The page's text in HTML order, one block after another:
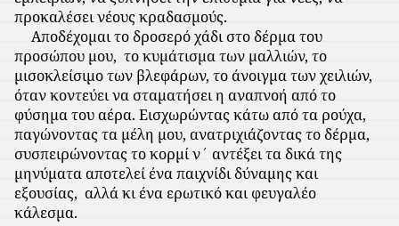
προκαλέσει νέους κραδασμούς.
Αποδέχομαι το δροσερό χάδι στο δέρμα του
προσώπου μου, το κυμάτισμα των μαλλιών, το
μισοκλείσιμο των βλεφάρων, το άνοιγμα των χειλιών,
όταν κοντεύει να σταματήσει η αναπνοή από το
φύσημα του αέρα. Εισχωρώντας κάτω από τα ρούχα,
παγώνοντας τα μέλη μου, ανατριχιάζοντας το δέρμα,
συσπειρώνοντας το κορμί ν΄ αντέξει τα δικά της
μηνύματα αποτελεί ένα παιχνίδι δύναμης και
εξουσίας, αλλά κι ένα ερωτικό και φευγαλέο
κάλεσμα.